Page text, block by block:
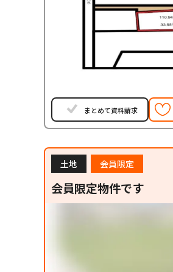
まとめて資料請求
土地 会員限定
会員限定物件です